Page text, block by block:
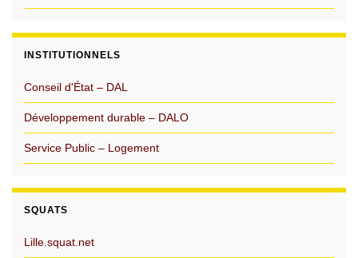
INSTITUTIONNELS
Conseil d'État – DAL
Développement durable – DALO
Service Public – Logement
SQUATS
Lille.squat.net